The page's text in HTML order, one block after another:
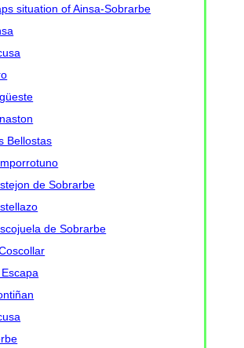
situation of Ainsa-Sobrarbe
Bellostas
de Sobrarbe
de Sobrarbe